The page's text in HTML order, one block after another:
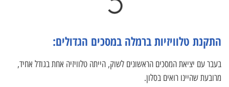
התקנת טלוויזיות ברמלה במסכים הגדולים:
בעבר עם יציאת המסכים הראשונים לשוק, הייתה טלוויזיה אחת בגודל אחיד,
מרובעת שהיינו רואים בסלון.